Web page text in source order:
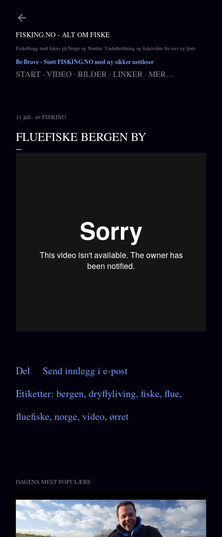
FISKING.NO - ALT OM FISKE
Fiskeblogg med fokus på Norge og Norden. Underholdning og fiskevideo fra nær og fjern.
Be Brave- Støtt FISKING.NO med ny sikker nettleser
START VIDEO BILDER LINKER MER…
11 juli avFISKING
FLUEFISKE BERGEN BY
Del
Send innlegg i e-post
Etiketter: bergen dryflyliving fiske flue
fluefiske norge video ørret
DAGENS MEST POPULÆRE